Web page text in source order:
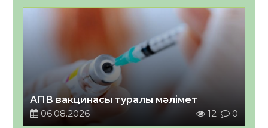
АПВ вакцинасы туралы мәлімет
06.08.2026
12 0